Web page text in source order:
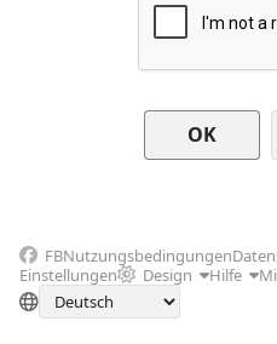
FBNutzungsbedingungen
Einstellungen
Design Hilfe